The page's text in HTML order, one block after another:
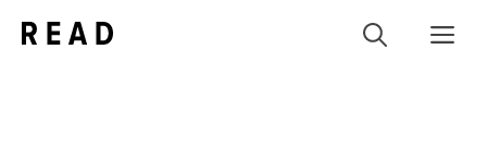
Inhalt